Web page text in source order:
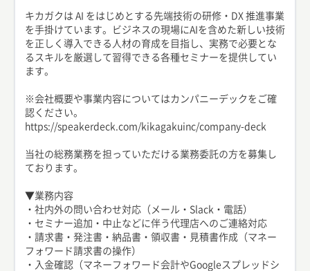
キカガクは AI をはじめとする先端技術の研修・DX 推進事業
を手掛けています。ビジネスの現場にAIを含めた新しい技術
を正しく導入できる人材の育成を目指し、実務で必要とな
るスキルを厳選して習得できる各種セミナーを提供してい
ます。
※会社概要や事業内容についてはカンパニーデックをご確
認ください。
https://speakerdeck.com/kikagakuinc/company-deck
当社の総務業務を担っていただける業務委託の方を募集し
ております。
▼業務内容
・社内外の問い合わせ対応（メール・Slack・電話）
・セミナー追加・中止などに伴う代理店へのご連絡対応
・請求書・発注書・納品書・領収書・見積書作成（マネー
フォワード請求書の操作）
・入金確認（マネーフォワード会計やGoogleスプレッドシ